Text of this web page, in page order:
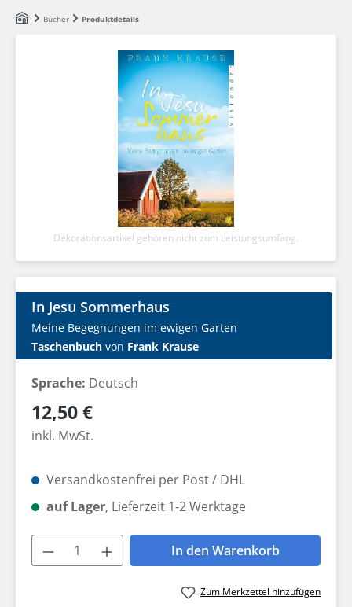
Zum Hauptinhalt springen
Bücher Produktdetails
Dekorationsartikel gehören nicht zum Leistungsumfang.
In Jesu Sommerhaus
Meine Begegnungen im ewigen Garten
Taschenbuch von Frank Krause
Sprache: Deutsch
Regulärer Preis:
12,50 €
inkl. MwSt.
Versandkostenfrei per Post / DHL
auf Lager, Lieferzeit 1-2 Werktage
Produkt Anzahl: Gib den
In den Warenkorb
Zum Merkzettel hinzufügen